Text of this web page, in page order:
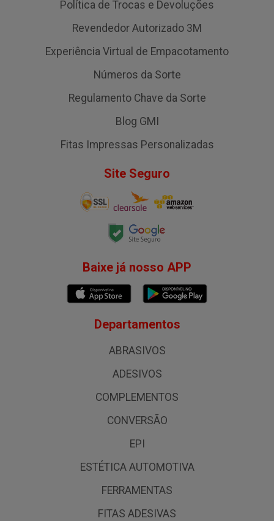
Política de Trocas e Devoluções
Revendedor Autorizado 3M
Experiência Virtual de Empacotamento
Números da Sorte
Regulamento Chave da Sorte
Blog GMI
Fitas Impressas Personalizadas
Site Seguro
Baixe já nosso APP
Departamentos
ABRASIVOS
ADESIVOS
COMPLEMENTOS
CONVERSÃO
EPI
ESTÉTICA AUTOMOTIVA
FERRAMENTAS
FITAS ADESIVAS